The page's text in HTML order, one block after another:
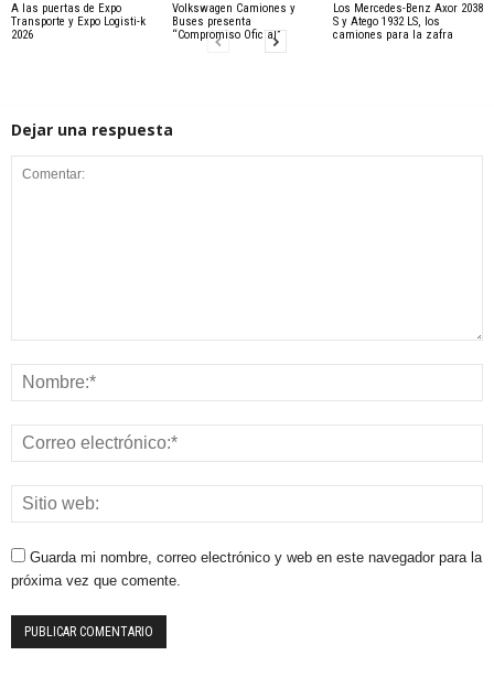
A las puertas de Expo
Transporte y Expo Logisti-k
2026
Volkswagen Camiones y
Buses presenta
“Compromiso Oficial”
Los Mercedes-Benz Axor 2038
S y Atego 1932 LS, los
camiones para la zafra
Dejar una respuesta
Guarda mi nombre, correo electrónico y web en este navegador para la
próxima vez que comente.